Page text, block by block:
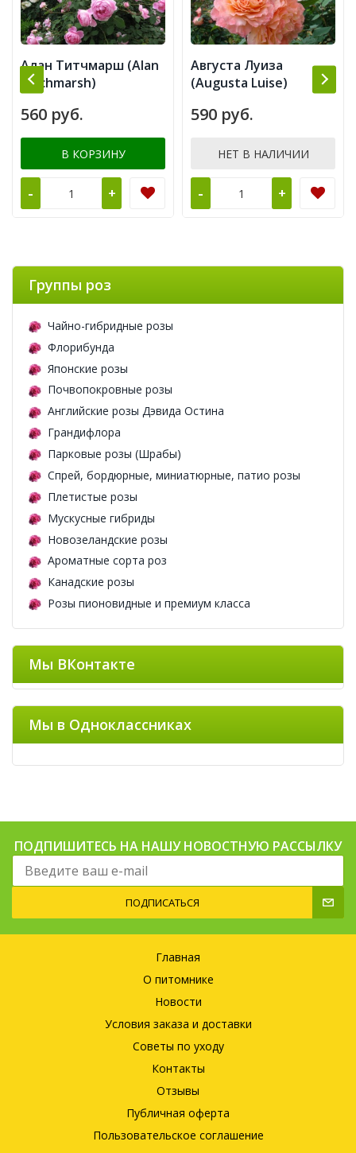
Алан Титчмарш (Alan
Titchmarsh)
560 руб.
В КОРЗИНУ
- +
Августа Луиза
(Augusta Luise)
590 руб.
НЕТ В НАЛИЧИИ
- +
Группы роз
Чайно-гибридные розы
Флорибунда
Японские розы
Почвопокровные розы
Английские розы Дэвида Остина
Грандифлора
Парковые розы (Шрабы)
Спрей, бордюрные, миниатюрные, патио розы
Плетистые розы
Мускусные гибриды
Новозеландские розы
Ароматные сорта роз
Канадские розы
Розы пионовидные и премиум класса
Мы ВКонтакте
Мы в Одноклассниках
ПОДПИШИТЕСЬ НА НАШУ НОВОСТНУЮ РАССЫЛКУ
ПОДПИСАТЬСЯ
Главная
О питомнике
Новости
Условия заказа и доставки
Советы по уходу
Контакты
Отзывы
Публичная оферта
Пользовательское соглашение